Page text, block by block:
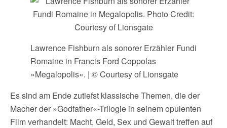
Lawrence Fishburn als sonorer Erzähler Fundi
Romaine in Francis Ford Coppolas
»Megalopolis«. | © Courtesy of Lionsgate
Es sind am Ende zutiefst klassische Themen, die der
Macher der »Godfather«-Trilogie in seinem opulenten
Film verhandelt: Macht, Geld, Sex und Gewalt treffen auf